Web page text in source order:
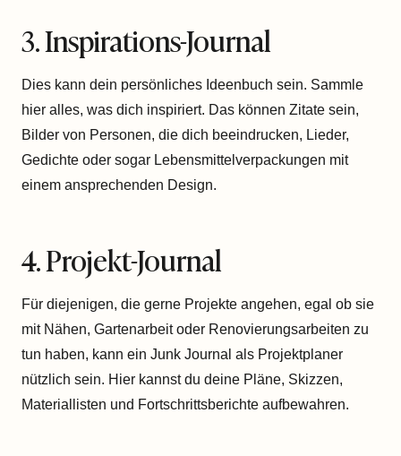
3. Inspirations-Journal
Dies kann dein persönliches Ideenbuch sein. Sammle
hier alles, was dich inspiriert. Das können Zitate sein,
Bilder von Personen, die dich beeindrucken, Lieder,
Gedichte oder sogar Lebensmittelverpackungen mit
einem ansprechenden Design.
4. Projekt-Journal
Für diejenigen, die gerne Projekte angehen, egal ob sie
mit Nähen, Gartenarbeit oder Renovierungsarbeiten zu
tun haben, kann ein Junk Journal als Projektplaner
nützlich sein. Hier kannst du deine Pläne, Skizzen,
Materiallisten und Fortschrittsberichte aufbewahren.